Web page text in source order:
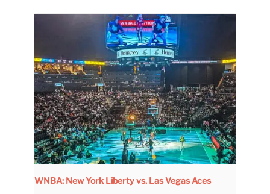
WNBA: New York Liberty vs. Las Vegas Aces